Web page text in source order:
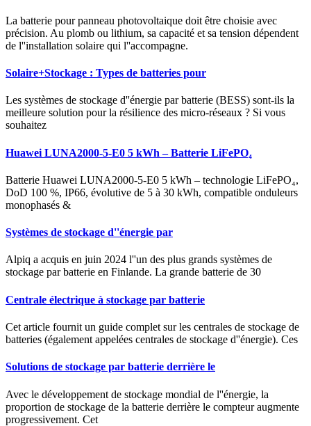
La batterie pour panneau photovoltaique doit être choisie avec
précision. Au plomb ou lithium, sa capacité et sa tension dépendent
de l''installation solaire qui l''accompagne.
Solaire+Stockage : Types de batteries pour
Les systèmes de stockage d''énergie par batterie (BESS) sont-ils la
meilleure solution pour la résilience des micro-réseaux ? Si vous
souhaitez
Huawei LUNA2000-5-E0 5 kWh – Batterie LiFePO₄
Batterie Huawei LUNA2000-5-E0 5 kWh – technologie LiFePO₄,
DoD 100 %, IP66, évolutive de 5 à 30 kWh, compatible onduleurs
monophasés &
Systèmes de stockage d''énergie par
Alpiq a acquis en juin 2024 l''un des plus grands systèmes de
stockage par batterie en Finlande. La grande batterie de 30
Centrale électrique à stockage par batterie
Cet article fournit un guide complet sur les centrales de stockage de
batteries (également appelées centrales de stockage d''énergie). Ces
Solutions de stockage par batterie derrière le
Avec le développement de stockage mondial de l''énergie, la
proportion de stockage de la batterie derrière le compteur augmente
progressivement. Cet